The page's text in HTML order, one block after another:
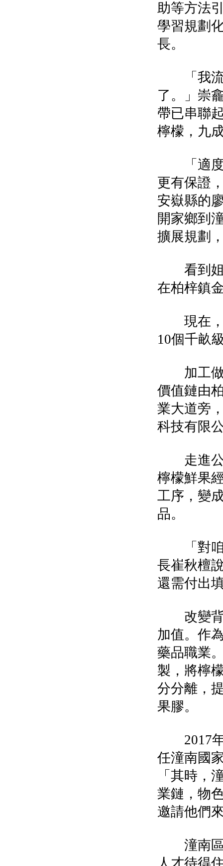
助等方法
學習規劃
長。
「我流
了。」崇
帶已串聯
檸檬，九
「適度
更有保證
安嶽縣的
開家鄉到
擴展規劃
看到姐
在柏梓鎮
現在，
10個千畝
加工做
價值鏈由
業大道旁
科技有限
走進公
檸檬鮮果
工序，變
品。
「對咱
長崔秋檀
還需付出
改變背
加值。作
藥品職業
製，將檸
分分離，
果膠。
2017年
任潼南國
「其時，
業鏈，物
邀請他們
潼南區
人才待得